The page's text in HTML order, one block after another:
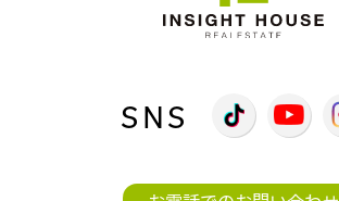
SNS